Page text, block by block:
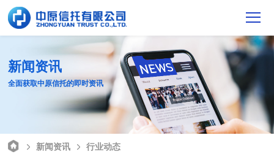
新闻资讯
全面获取中原信托的即时资讯
新闻资讯
行业动态